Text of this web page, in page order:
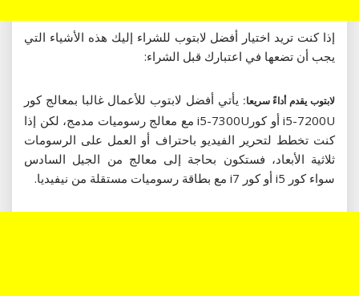
إذا كنت تريد اختيار أفضل لابتوب للشراء إليك هذه الأشياء التي
يجب أن تضعها في اعتبارك قبل الشراء:
لابتوب يقدم أداءً سريعا: يأتي أفضل لابتوب للأعمال غالبا بمعالج كور
i5-7200U أو كورi5-7300U مع معالج رسوميات مدمج، لكن إذا
كنت تخطط لتحرير الفيديو باحتراف أو العمل على الرسومات
ثلاثية الأبعاد، فستكون بحاجة إلى معالج من الجيل السادس
سواء كور i5 أو كور i7 مع بطاقة رسوميات مستقلة من نيفيديا.